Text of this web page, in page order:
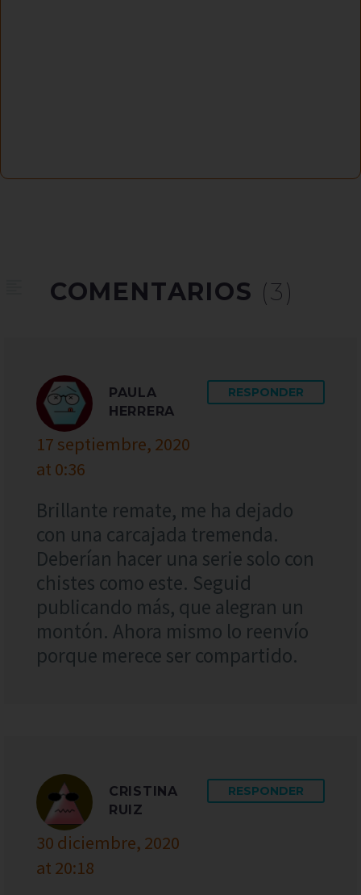
COMENTARIOS (3)
PAULA
HERRERA
17 septiembre, 2020
at 0:36
RESPONDER
Brillante remate, me ha dejado
con una carcajada tremenda.
Deberían hacer una serie solo con
chistes como este. Seguid
publicando más, que alegran un
montón. Ahora mismo lo reenvío
porque merece ser compartido.
CRISTINA
RUIZ
30 diciembre, 2020
at 20:18
RESPONDER